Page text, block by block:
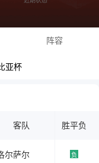
阵容
亚杯
客队 胜平负
尔萨尔 负